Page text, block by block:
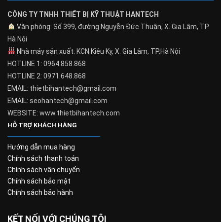
CÔNG TY TNHH THIẾT BỊ KỸ THUẬT HANTECH
Văn phòng: Số 399, đường Nguyễn Đức Thuận, X. Gia Lâm, TP.
Hà Nội
Nhà máy sản xuất: KCN Kiêu Kỵ, X. Gia Lâm, TP.Hà Nội
HOTLINE 1: 0964.858.868
HOTLINE 2: 0971.648.868
EMAIL: thietbihantech@gmail.com
EMAIL: seohantech@gmail.com
WEBSITE: www.thietbihantech.com
HỖ TRỢ KHÁCH HÀNG
Hướng dẫn mua hàng
Chính sách thanh toán
Chính sách vận chuyển
Chính sách bảo mật
Chính sách bảo hành
KẾT NỐI VỚI CHÚNG TÔI